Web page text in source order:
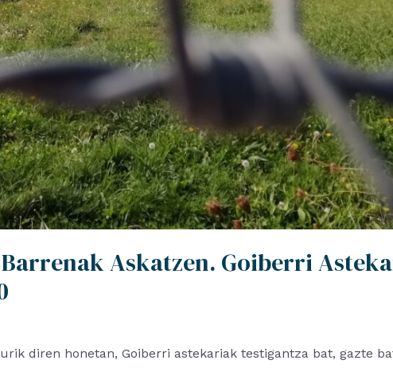
Askatzen. Goiberri
diren honetan, Goiberri astekariak testigantza bat, gazte